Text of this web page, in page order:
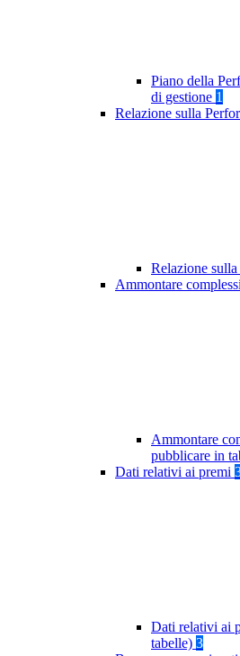
Piano della
di gestione 1
Relazione sulla
Relazione
Ammontare
Ammontare
pubblicare in
Dati relativi ai premi
Dati relativi ai
tabelle) 3